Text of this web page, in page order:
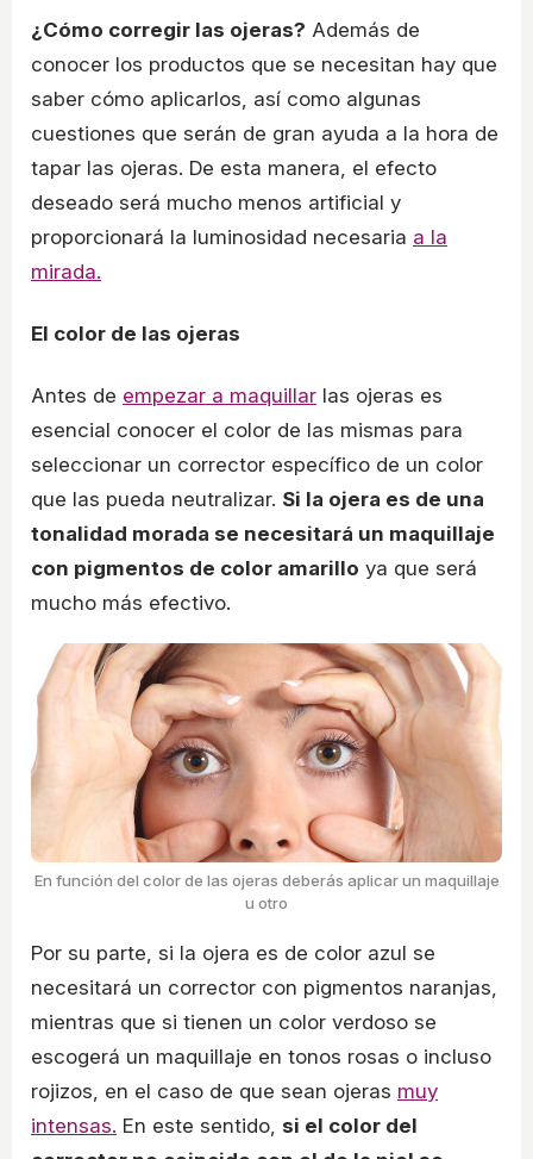
¿Cómo corregir las ojeras? Además de
conocer los productos que se necesitan hay que
saber cómo aplicarlos, así como algunas
cuestiones que serán de gran ayuda a la hora de
tapar las ojeras. De esta manera, el efecto
deseado será mucho menos artificial y
proporcionará la luminosidad necesaria a la
mirada.
El color de las ojeras
Antes de empezar a maquillar las ojeras es
esencial conocer el color de las mismas para
seleccionar un corrector específico de un color
que las pueda neutralizar. Si la ojera es de una
tonalidad morada se necesitará un maquillaje
con pigmentos de color amarillo ya que será
mucho más efectivo.
En función del color de las ojeras deberás aplicar un maquillaje
u otro
Por su parte, si la ojera es de color azul se
necesitará un corrector con pigmentos naranjas,
mientras que si tienen un color verdoso se
escogerá un maquillaje en tonos rosas o incluso
rojizos, en el caso de que sean ojeras muy
intensas. En este sentido, si el color del